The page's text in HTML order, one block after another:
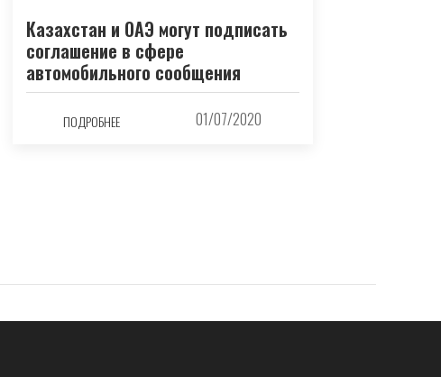
Казахстан и ОАЭ могут подписать
соглашение в сфере
автомобильного сообщения
ПОДРОБНЕЕ 01/07/2020